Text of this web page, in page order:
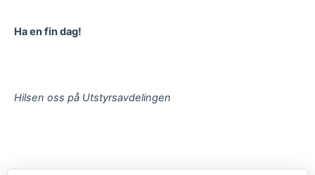
Ha en fin dag!
Hilsen oss på Utstyrsavdelingen